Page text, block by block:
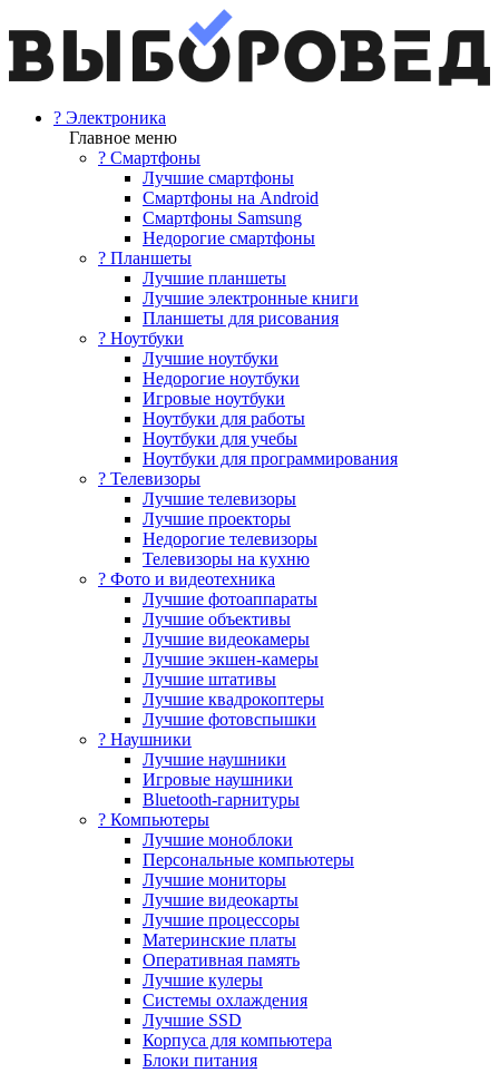
? Электроника
Главное меню
? Смартфоны
Лучшие смартфоны
Смартфоны на Android
Смартфоны Samsung
Недорогие смартфоны
? Планшеты
Лучшие планшеты
Лучшие электронные книги
Планшеты для рисования
? Ноутбуки
Лучшие ноутбуки
Недорогие ноутбуки
Игровые ноутбуки
Ноутбуки для работы
Ноутбуки для учебы
Ноутбуки для программирования
? Телевизоры
Лучшие телевизоры
Лучшие проекторы
Недорогие телевизоры
Телевизоры на кухню
? Фото и видеотехника
Лучшие фотоаппараты
Лучшие объективы
Лучшие видеокамеры
Лучшие экшен-камеры
Лучшие штативы
Лучшие квадрокоптеры
Лучшие фотовспышки
? Наушники
Лучшие наушники
Игровые наушники
Bluetooth-гарнитуры
?️ Компьютеры
Лучшие моноблоки
Персональные компьютеры
Лучшие мониторы
Лучшие видеокарты
Лучшие процессоры
Материнские платы
Оперативная память
Лучшие кулеры
Системы охлаждения
Лучшие SSD
Корпуса для компьютера
Блоки питания